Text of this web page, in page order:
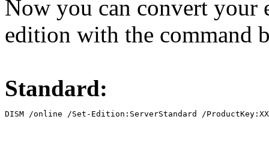
Now you can convert your
edition with the command
Standard:
DISM /online /Set-Edition:ServerStandard /